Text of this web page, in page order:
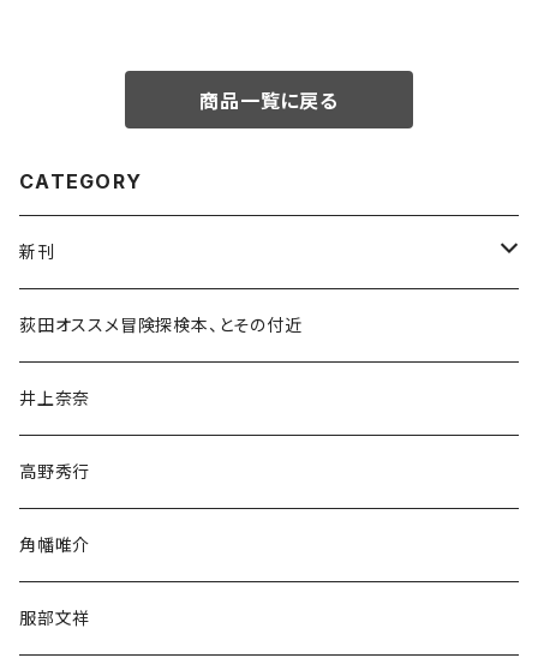
商品一覧に戻る
CATEGORY
新刊
和書
文学・小説・物語
随筆・ノンフィクション・その他
荻田オススメ冒険探検本、とその付近
井上奈奈
高野秀行
角幡唯介
服部文祥